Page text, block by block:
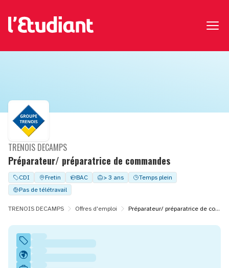
Préparateur/ préparatrice de commandes
TRENOIS DECAMPS
CDI Fretin BAC > 3 ans
Temps plein
Pas de télétravail
TRENOIS DECAMPS Offres d'emploi Préparateur/ préparatrice de commandes